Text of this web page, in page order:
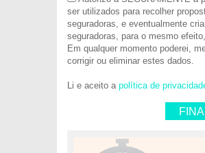
ser utilizados para recolher
seguradoras, e eventualmente
seguradoras, para o mesmo
Em qualquer momento poderei,
corrigir ou eliminar estes dados.
Li e aceito a política de